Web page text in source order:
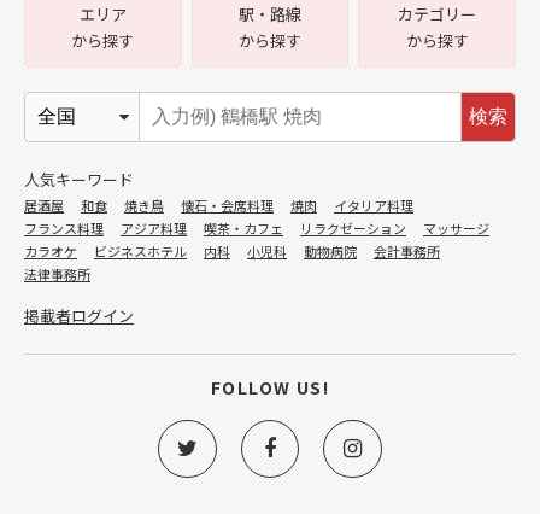
エリア
から探す
駅・路線
から探す
カテゴリー
から探す
検索
人気キーワード
居酒屋 和食 焼き鳥 懐石・会席料理 焼肉
イタリア料理
フランス料理
アジア料理 喫茶・カフェ リラクゼーション
マッサージ
カラオケ
ビジネスホテル 内科 小児科 動物病院
会計事務所
法律事務所
掲載者ログイン
FOLLOW US!